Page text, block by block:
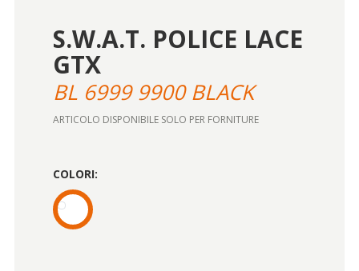
S.W.A.T. POLICE LACE
GTX
BL 6999 9900 BLACK
ARTICOLO DISPONIBILE SOLO PER FORNITURE
COLORI: